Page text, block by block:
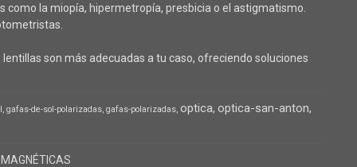
la miopía, hipermetropía, presbicia o el astigmatismo.
son más adecuadas a tu caso, ofreciendo soluciones
gafas-de-sol-polarizadas gafas-polarizadas optica optica-san-anton